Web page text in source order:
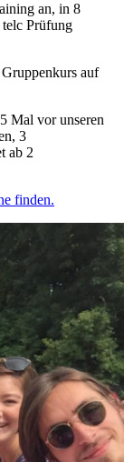
an, in 8
Prüfung
auf
Mal vor unseren
3
ab 2
finden.